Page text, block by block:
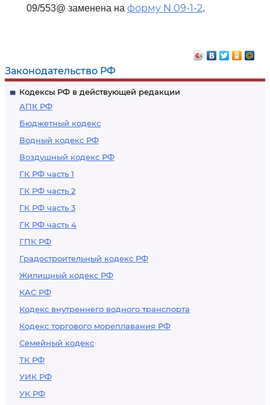
Законодательство РФ
Кодексы РФ в действующей редакции
АПК РФ
Бюджетный кодекс
Водный кодекс РФ
Воздушный кодекс РФ
ГК РФ часть 1
ГК РФ часть 2
ГК РФ часть 3
ГК РФ часть 4
ГПК РФ
Градостроительный кодекс РФ
Жилищный кодекс РФ
КАС РФ
Кодекс внутреннего водного транспорта
Кодекс торгового мореплавания РФ
Семейный кодекс
ТК РФ
УИК РФ
УК РФ
09/553@ заменена на форму N 09-1-2.